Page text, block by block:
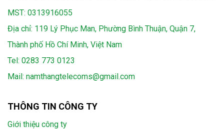
MST: 0313916055
Địa chỉ: 119 Lý Phục Man, Phường Bình Thuận, Quận 7,
Thành phố Hồ Chí Minh, Việt Nam
Tel: 0283 773 0123
Mail: namthangtelecoms@gmail.com
THÔNG TIN CÔNG TY
Giới thiệu công ty